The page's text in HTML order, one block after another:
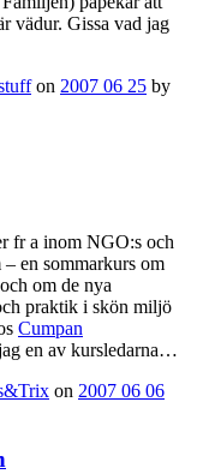
vädur. Gissa vad jag
on 2007 06 25 by
fr a inom NGO:s och
en sommarkurs om
om de nya
praktik i skön miljö
Cumpan
en av kursledarna…
on 2007 06 06